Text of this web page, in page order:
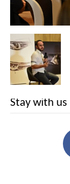
Stay with us